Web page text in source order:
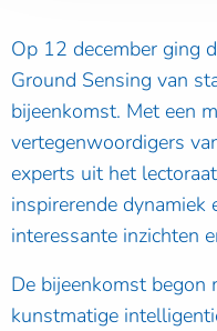
Op 12 december ging
Ground Sensing van
bijeenkomst. Met een
vertegenwoordigers
experts uit het
inspirerende dynamiek
interessante inzichten
De bijeenkomst begon
kunstmatige